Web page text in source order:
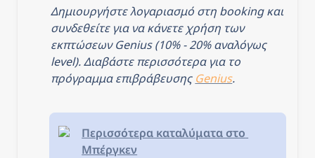
Δημιουργήστε λογαριασμό στη booking και
συνδεθείτε για να κάνετε χρήση των
εκπτώσεων Genius (10% - 20% αναλόγως
level). Διαβάστε περισσότερα για το
πρόγραμμα επιβράβευσης Genius.
Περισσότερα καταλύματα στο
Μπέργκεν